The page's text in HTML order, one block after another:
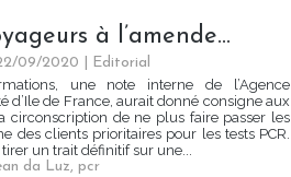
à l’amende...
09/2020
Editorial
une note interne de l’Agence
d’Ile de France, aurait donné consigne aux
circonscription de ne plus faire passer les
des clients prioritaires pour les tests PCR.
un trait définitif sur une...
da Luz, pcr